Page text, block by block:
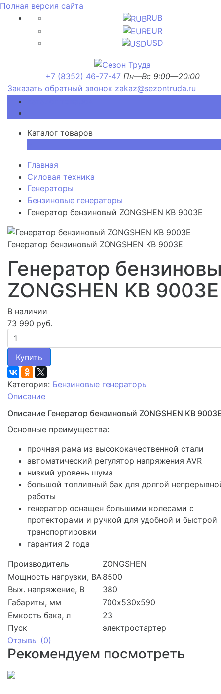
Полная версия сайта
RUB
EUR
USD
+7 (8352) 46-77-47 Пн—Вс 9:00—20:00
Заказать обратный звонок zakaz@sezontruda.ru
Каталог товаров
Главная
Силовая техника
Генераторы
Бензиновые генераторы
Генератор бензиновый ZONGSHEN KB 9003E
Генератор бензиновый ZONGSHEN KB 9003E
Генератор
ZONGSHEN KB 9003E
В наличии
73 990 руб.
Купить
Категория: Бензиновые генераторы
Описание
Описание Генератор бензиновый ZONGSHEN KB
Основные преимущества:
прочная рама из высококачественной стали
автоматический регулятор напряжения AVR
низкий уровень шума
большой топливный бак для долгой
работы
генератор оснащен большими колесами с
протекторами и ручкой для удобной и быстрой
транспортировки
гарантия 2 года
Производитель
ZONGSHEN
Мощность нагрузки, ВА8500
Вых. напряжение, В
380
Габариты, мм
700х530х590
Емкость бака, л
23
Пуск
электростартер
Отзывы (0)
Рекомендуем посмотреть